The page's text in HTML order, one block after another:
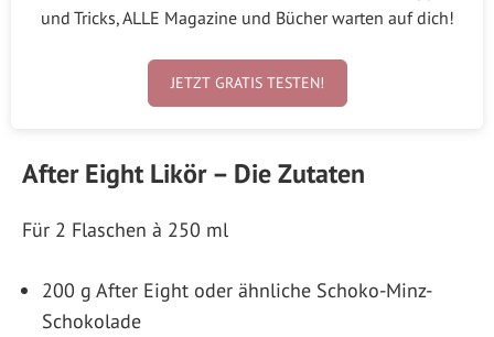
und Tricks, ALLE Magazine und Bücher warten auf dich!
JETZT GRATIS TESTEN!
After Eight Likör – Die Zutaten
Für 2 Flaschen à 250 ml
200 g After Eight oder ähnliche Schoko-Minz-
Schokolade